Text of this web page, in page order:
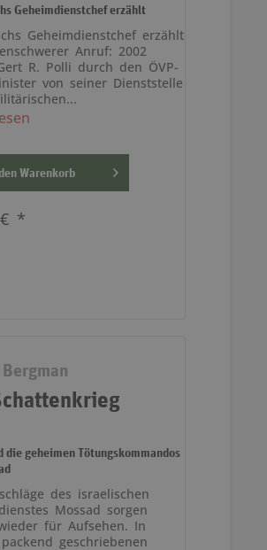
Geheimdienstchef erzählt
Geheimdienstchef erzählt
Anruf: 2002
R. Polli durch den ÖVP-
von seiner Dienststelle
Warenkorb
€ *
die geheimen Tötungskommandos
des israelischen
Mossad sorgen
für Aufsehen. In
geschriebenen